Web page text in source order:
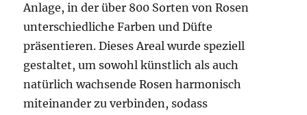
Anlage, in der über 800 Sorten von Rosen
unterschiedliche Farben und Düfte
präsentieren. Dieses Areal wurde speziell
gestaltet, um sowohl künstlich als auch
natürlich wachsende Rosen harmonisch
miteinander zu verbinden, sodass